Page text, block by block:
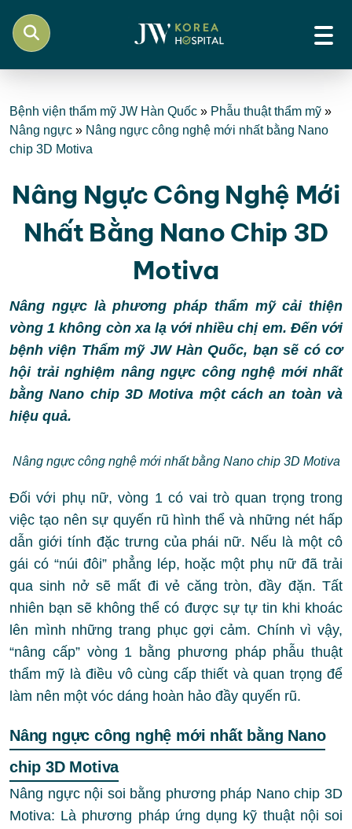
Bệnh viện thẩm mỹ JW Hàn Quốc » Phẫu thuật thẩm mỹ »
Nâng ngực » Nâng ngực công nghệ mới nhất bằng Nano
chip 3D Motiva
Nâng Ngực Công Nghệ Mới
Nhất Bằng Nano Chip 3D
Motiva
Nâng ngực là phương pháp thẩm mỹ cải thiện
vòng 1 không còn xa lạ với nhiều chị em. Đến với
bệnh viện Thẩm mỹ JW Hàn Quốc, bạn sẽ có cơ
hội trải nghiệm nâng ngực công nghệ mới nhất
bằng Nano chip 3D Motiva một cách an toàn và
hiệu quả.
Nâng ngực công nghệ mới nhất bằng Nano chip 3D Motiva
Đối với phụ nữ, vòng 1 có vai trò quan trọng trong
việc tạo nên sự quyến rũ hình thể và những nét hấp
dẫn giới tính đặc trưng của phái nữ. Nếu là một cô
gái có “núi đôi” phẳng lép, hoặc một phụ nữ đã trải
qua sinh nở sẽ mất đi vẻ căng tròn, đầy đặn. Tất
nhiên bạn sẽ không thể có được sự tự tin khi khoác
lên mình những trang phục gợi cảm. Chính vì vậy,
“nâng cấp” vòng 1 bằng phương pháp phẫu thuật
thẩm mỹ là điều vô cùng cấp thiết và quan trọng để
làm nên một vóc dáng hoàn hảo đầy quyến rũ.
Nâng ngực công nghệ mới nhất bằng Nano
chip 3D Motiva
Nâng ngực nội soi bằng phương pháp Nano chip 3D
Motiva: Là phương pháp ứng dụng kỹ thuật nội soi